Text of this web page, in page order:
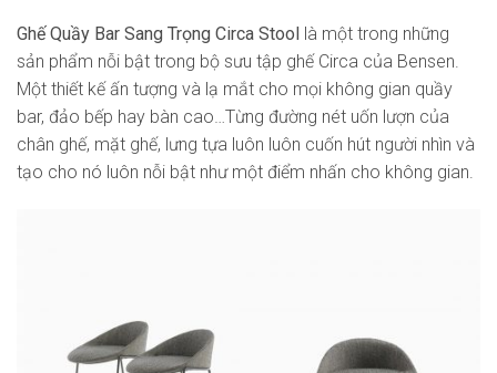
Ghế Quầy Bar Sang Trọng Circa Stool
là một trong những
sản phẩm nỗi bật trong bộ sưu tập ghế Circa của Bensen.
Một thiết kế ấn tượng và lạ mắt cho mọi không gian quầy
bar, đảo bếp hay bàn cao…Từng đường nét uốn lượn của
chân ghế, mặt ghế, lưng tựa luôn luôn cuốn hút người nhìn và
tạo cho nó luôn nỗi bật như một điểm nhấn cho không gian.